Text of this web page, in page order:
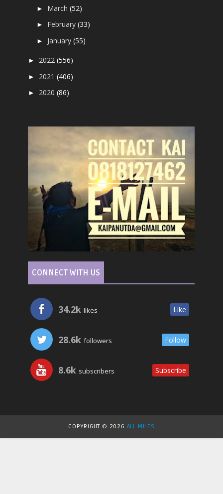
► March(52)
► February(33)
► January(55)
► 2022(556)
► 2021(406)
► 2020(86)
CONNECT WITH US
34.2k likes Like
28.6k followers Follow
8.6k subscribers Subscribe
COPYRIGHT © 2026 ALL MILES